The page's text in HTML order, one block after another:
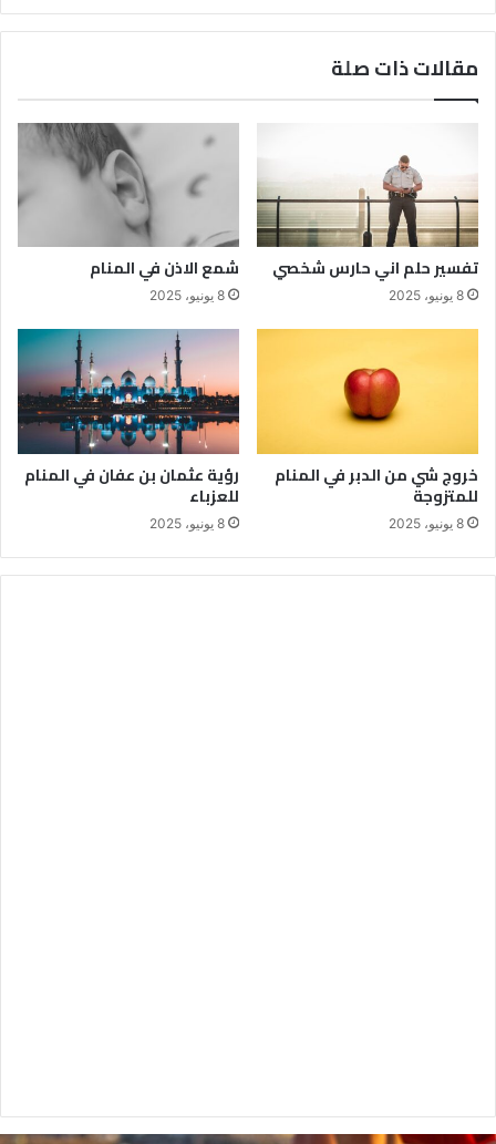
مقالات ذات صلة
تفسير حلم اني حارس شخصي
8 يونيو، 2025
شمع الاذن في المنام
8 يونيو، 2025
خروج شي من الدبر في المنام
للمتزوجة
8 يونيو، 2025
رؤية عثمان بن عفان في المنام
للعزباء
8 يونيو، 2025